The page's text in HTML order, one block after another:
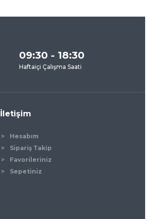
09:30 - 18:30
Haftaiçi Çalışma Saati
İletişim
Hesabım
Sipariş Takip
Favorileriniz
Sepetiniz